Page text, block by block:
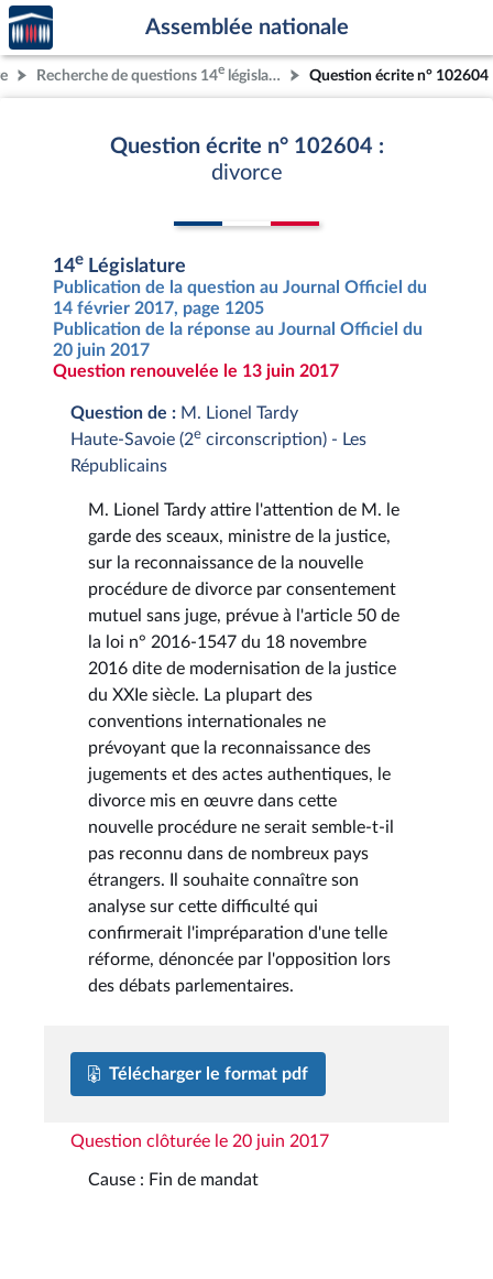
Aller au contenu
Aller en bas de la page
Accèder
à la
page
d'accueil
Assemblée nationale
Recherche de questions 14e législature Question écrite n° 102604
Question écrite n° 102604 :
divorce
14e Législature
Publication de la question au Journal Officiel du
14 février 2017, page 1205
Publication de la réponse au Journal Officiel du
20 juin 2017
Question renouvelée le 13 juin 2017
Question de : M. Lionel Tardy
Haute-Savoie (2e circonscription) - Les
Républicains
M. Lionel Tardy attire l'attention de M. le
garde des sceaux, ministre de la justice,
sur la reconnaissance de la nouvelle
procédure de divorce par consentement
mutuel sans juge, prévue à l'article 50 de
la loi n° 2016-1547 du 18 novembre
2016 dite de modernisation de la justice
du XXIe siècle. La plupart des
conventions internationales ne
prévoyant que la reconnaissance des
jugements et des actes authentiques, le
divorce mis en œuvre dans cette
nouvelle procédure ne serait semble-t-il
pas reconnu dans de nombreux pays
étrangers. Il souhaite connaître son
analyse sur cette difficulté qui
confirmerait l'impréparation d'une telle
réforme, dénoncée par l'opposition lors
des débats parlementaires.
Télécharger le format pdf
Question clôturée le 20 juin 2017
Cause : Fin de mandat